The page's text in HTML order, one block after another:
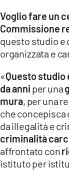
Voglio fare un
Commissione
questo studio e
organizzata e
«Questo
da anni per una
mura, per una
che
da illegalità e
criminalità
affrontato con
istituto per